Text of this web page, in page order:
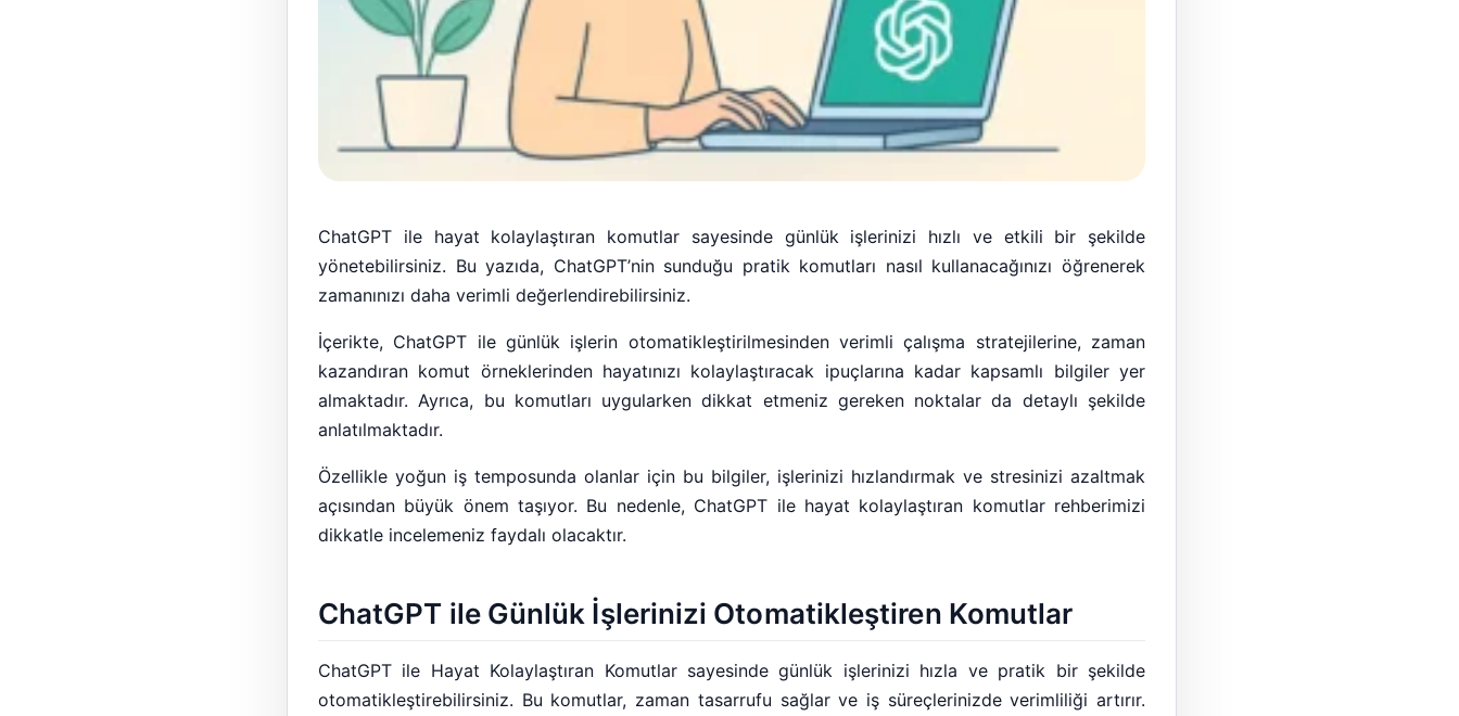
ChatGPT ile hayat kolaylaştıran komutlar sayesinde günlük işlerinizi hızlı ve etkili bir şekilde
yönetebilirsiniz. Bu yazıda, ChatGPT’nin sunduğu pratik komutları nasıl kullanacağınızı öğrenerek
zamanınızı daha verimli değerlendirebilirsiniz.
İçerikte, ChatGPT ile günlük işlerin otomatikleştirilmesinden verimli çalışma stratejilerine, zaman
kazandıran komut örneklerinden hayatınızı kolaylaştıracak ipuçlarına kadar kapsamlı bilgiler yer
almaktadır. Ayrıca, bu komutları uygularken dikkat etmeniz gereken noktalar da detaylı şekilde
anlatılmaktadır.
Özellikle yoğun iş temposunda olanlar için bu bilgiler, işlerinizi hızlandırmak ve stresinizi azaltmak
açısından büyük önem taşıyor. Bu nedenle, ChatGPT ile hayat kolaylaştıran komutlar rehberimizi
dikkatle incelemeniz faydalı olacaktır.
ChatGPT ile Günlük İşlerinizi Otomatikleştiren Komutlar
ChatGPT ile Hayat Kolaylaştıran Komutlar sayesinde günlük işlerinizi hızla ve pratik bir şekilde
otomatikleştirebilirsiniz. Bu komutlar, zaman tasarrufu sağlar ve iş süreçlerinizde verimliliği artırır.